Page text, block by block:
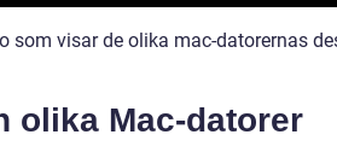
som visar de olika mac-datorernas
olika Mac-datorer